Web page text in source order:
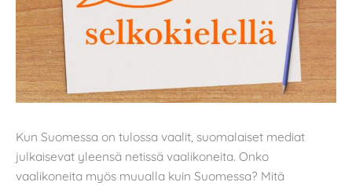
Kun Suomessa on tulossa vaalit, suomalaiset mediat
julkaisevat yleensä netissä vaalikoneita. Onko
vaalikoneita myös muualla kuin Suomessa? Mitä